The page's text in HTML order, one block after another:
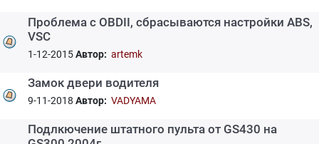
Проблема с OBDII, сбрасываются настройки ABS,
VSC
1-12-2015Автор: artemk
Замок двери водителя
9-11-2018 Автор: VADYAMA
Подлкючение штатного пульта от GS430 на